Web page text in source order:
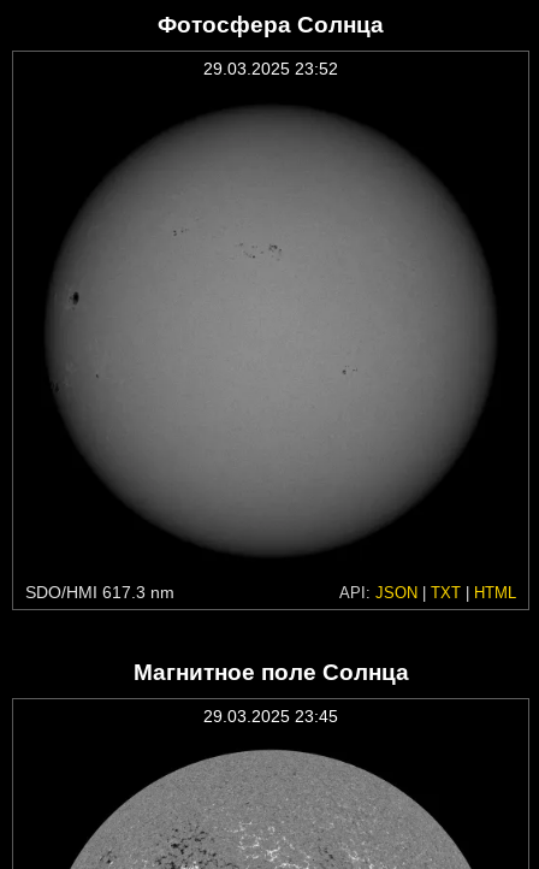
Фотосфера Солнца
29.03.2025 23:52
SDO/HMI 617.3 nm API: JSON | TXT | HTML
Магнитное поле Солнца
29.03.2025 23:45